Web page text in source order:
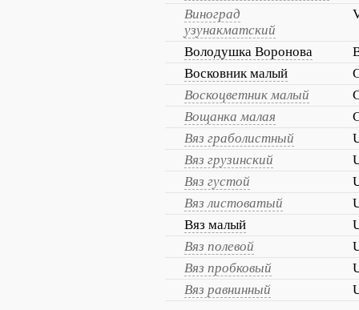
Виноград
узунакматский
Володушка Воронова
Восковник малый
Воскоцветник малый
Вощанка малая
Вяз граболистный
Вяз грузинский
Вяз густой
Вяз листоватый
Вяз малый
Вяз полевой
Вяз пробковый
Вяз равнинный